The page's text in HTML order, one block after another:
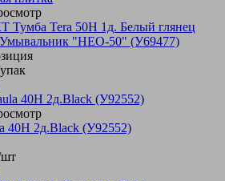
Tera 50Н 1д. Белый глянец
"НЕО-50" (У69477)
40Н 2д.Black (У92552)